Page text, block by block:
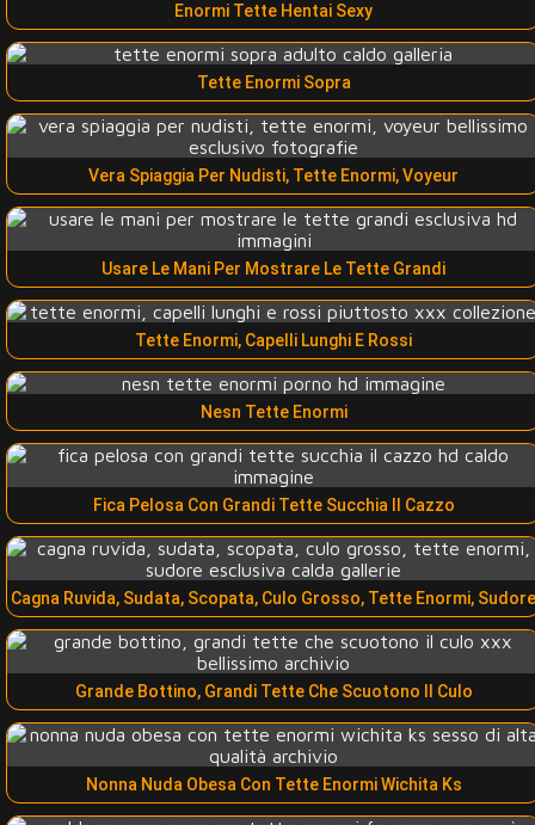
Enormi Tette Hentai Sexy
Tette Enormi Sopra
Vera Spiaggia Per Nudisti, Tette Enormi, Voyeur
Usare Le Mani Per Mostrare Le Tette Grandi
Tette Enormi, Capelli Lunghi E Rossi
Nesn Tette Enormi
Fica Pelosa Con Grandi Tette Succhia Il Cazzo
Cagna Ruvida, Sudata, Scopata, Culo Grosso, Tette Enormi, Sudore
Grande Bottino, Grandi Tette Che Scuotono Il Culo
Nonna Nuda Obesa Con Tette Enormi Wichita Ks